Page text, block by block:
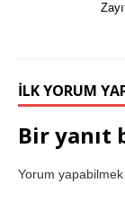
İLK YORUM
Bir yanıt
Yorum yapabilmek